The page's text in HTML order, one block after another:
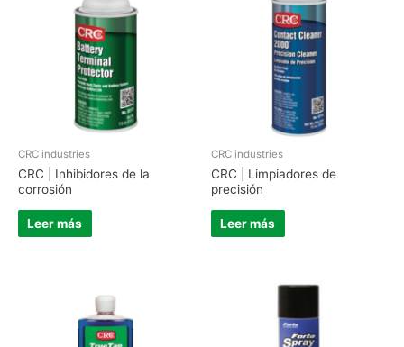
CRC industries
CRC | Inhibidores de la
corrosión
Leer más
CRC industries
CRC | Limpiadores de
precisión
Leer más